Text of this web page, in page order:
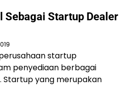
Sebagai Startup Dealer
startup
penyediaan berbagai
Startup yang merupakan